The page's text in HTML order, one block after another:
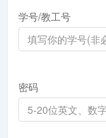
学号/教工号
密码